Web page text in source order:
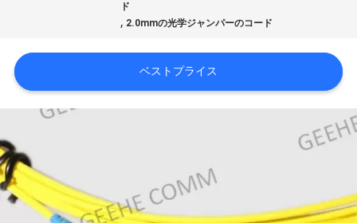
質
管
私
達
ド
, 2.0mmの光学ジャンパーのコード
ベストプライス